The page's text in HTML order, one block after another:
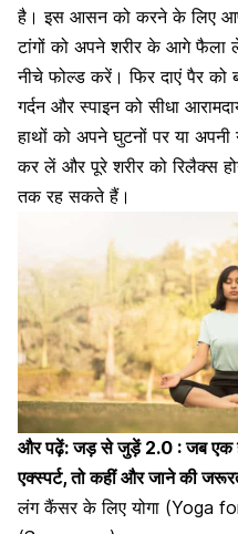
है । इस आसन को करने के लिए
टांगों को अपने शरीर के आगे फैला
नीचे फोल्ड करें। फिर दाएं पैर
गर्दन और स्पाइन को सीधा
हाथों को अपने घुटनों पर या
कर लें और पूरेशरीर को रिलैक्स
तक रह सकते हैं।
और पढ़ें:जड़ से जुड़ें 2.0 : जब एक
एक्स्पर्ट, तो कहीं और जाने की
लंग कैंसर के लिए योगा (Yoga